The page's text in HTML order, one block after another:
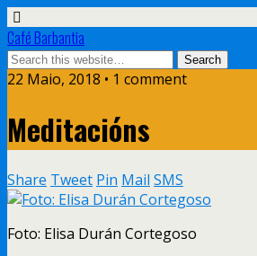
Café Barbantia
22 Maio, 2018 • 1 comment
Meditacións
Share Tweet Pin Mail SMS
Foto: Elisa Durán Cortegoso